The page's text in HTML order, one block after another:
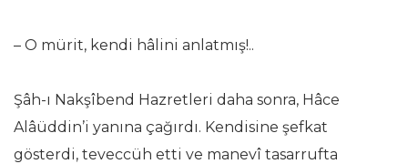
– O mürit, kendi hâlini anlatmış!..
Şâh-ı Nakşîbend Hazretleri daha sonra, Hâce
Alâüddin’i yanına çağırdı. Kendisine şefkat
gösterdi, teveccüh etti ve manevî tasarrufta